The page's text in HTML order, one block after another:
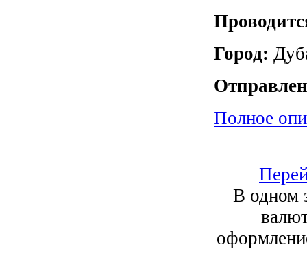
Город:
Полное
В одном